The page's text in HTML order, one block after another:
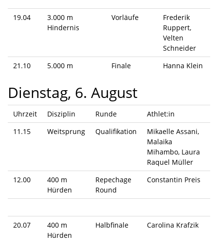
19.04
3.000 m
Hindernis
Vorläufe
Frederik
Ruppert,
Velten
Schneider
21.10
5.000 m Finale Hanna Klein
Dienstag, 6. August
Uhrzeit Disziplin Runde
Athlet:in
11.15
Weitsprung Qualifikation
Mikaelle Assani,
Malaika
Mihambo, Laura
Raquel Müller
12.00
400 m
Hürden
Repechage
Round
Constantin Preis
20.07
400 m
Hürden
Halbfinale Carolina Krafzik